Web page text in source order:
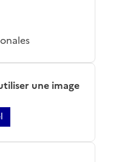
une image